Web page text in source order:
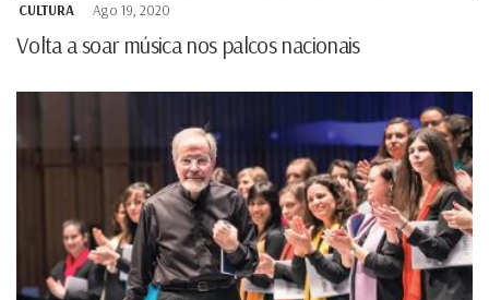
CULTURA Ago 19, 2020
Volta a soar música nos palcos nacionais